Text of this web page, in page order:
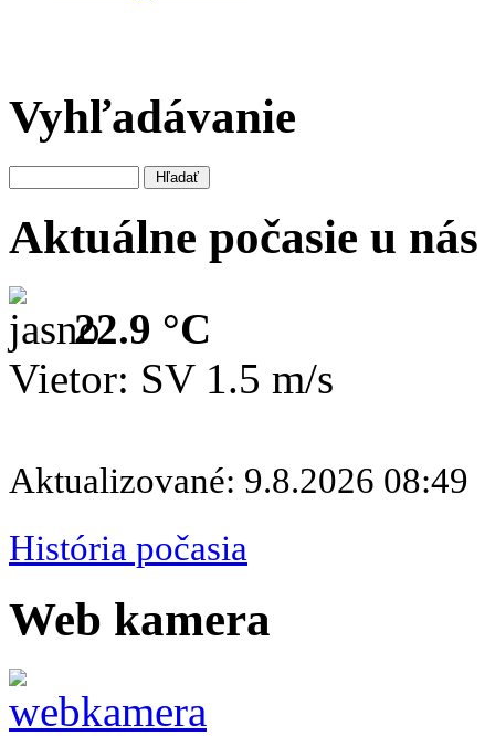
Vyhľadávanie
Aktuálne počasie u nás
22.9 °C
Vietor: SV 1.5 m/s
Aktualizované: 9.8.2026 08:49
História počasia
Web kamera